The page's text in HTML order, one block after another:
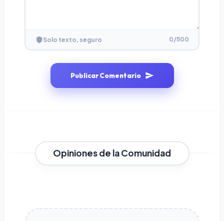
Solo texto, seguro 0/500
Publicar Comentario
Opiniones de la Comunidad